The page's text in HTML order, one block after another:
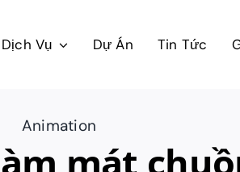
Dịch Vụ Dự Án Tin Tức
Animation
mát